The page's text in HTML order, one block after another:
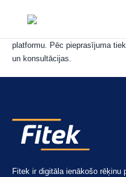
Mūsu lokālā klientu atbalsta
platformu. Pēc pieprasījuma
un konsultācijas.
Fitek ir digitāla ienākošo rēķinu